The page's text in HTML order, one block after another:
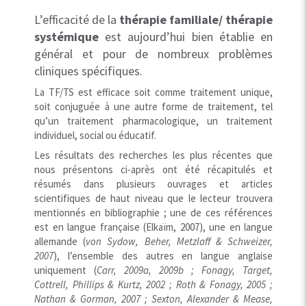
L’efficacité de la thérapie familiale/ thérapie
systémique est aujourd’hui bien établie en
général et pour de nombreux problèmes
cliniques spécifiques.
La TF/TS est efficace soit comme traitement unique,
soit conjuguée à une autre forme de traitement, tel
qu’un traitement pharmacologique, un traitement
individuel, social ou éducatif.
Les résultats des recherches les plus récentes que
nous présentons ci-après ont été récapitulés et
résumés dans plusieurs ouvrages et articles
scientifiques de haut niveau que le lecteur trouvera
mentionnés en bibliographie ; une de ces références
est en langue française (Elkaïm, 2007), une en langue
allemande (von Sydow, Beher, Metzlaff & Schweizer,
2007), l’ensemble des autres en langue anglaise
uniquement (Carr, 2009a, 2009b ; Fonagy, Target,
Cottrell, Phillips & Kurtz, 2002 ; Roth & Fonagy, 2005 ;
Nathan & Gorman, 2007 ; Sexton, Alexander & Mease,